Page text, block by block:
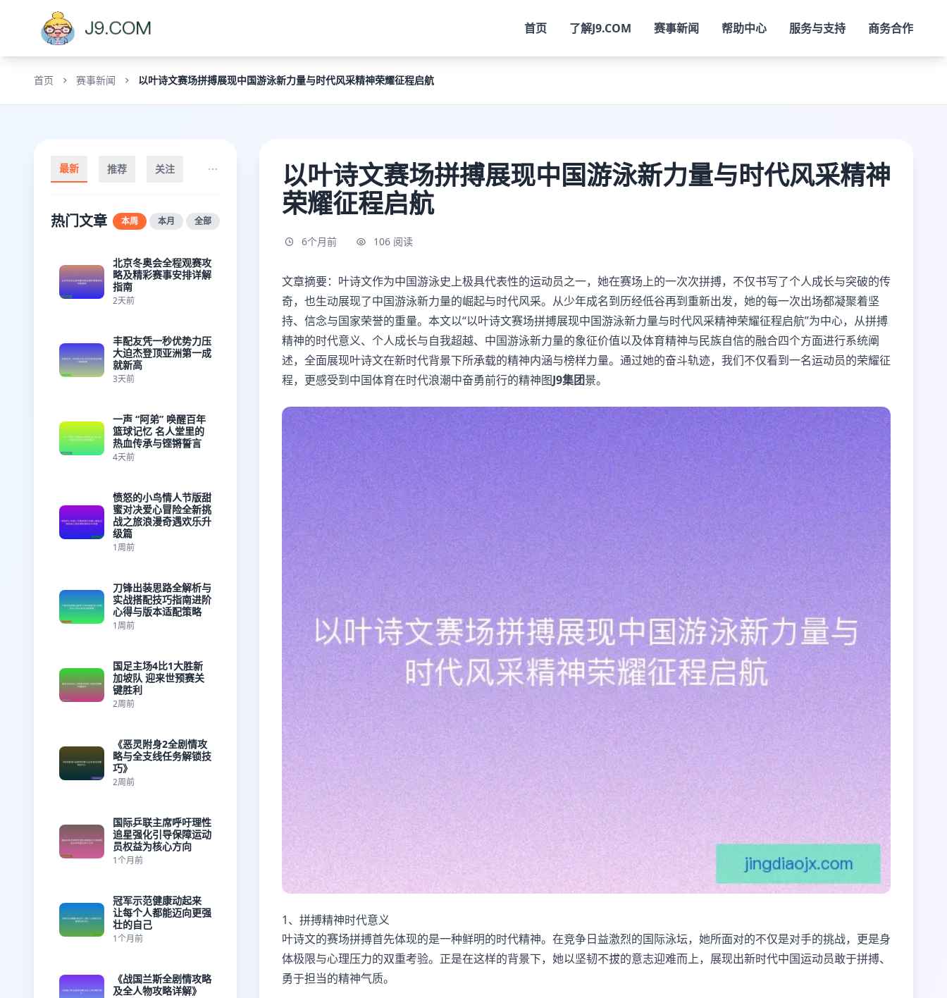
首页 了解J9.COM 赛事新闻 帮助中心 服务与支持 商务合作
首页 赛事新闻 以叶诗文赛场拼搏展现中国游泳新力量与时代风采精神荣耀征程启航
最新 推荐 关注
热门文章 本周 本月 全部
北京冬奥会全程观赛攻
略及精彩赛事安排详解
指南
2天前
丰配友凭一秒优势力压
大迫杰登顶亚洲第一成
就新高
3天前
一声 “阿弟” 唤醒百年
篮球记忆 名人堂里的
热血传承与铿锵誓言
4天前
愤怒的小鸟情人节版甜
蜜对决爱心冒险全新挑
战之旅浪漫奇遇欢乐升
级篇
1周前
刀锋出装思路全解析与
实战搭配技巧指南进阶
心得与版本适配策略
1周前
国足主场4比1大胜新
加坡队 迎来世预赛关
键胜利
2周前
《恶灵附身2全剧情攻
略与全支线任务解锁技
巧》
2周前
国际乒联主席呼吁理性
追星强化引导保障运动
员权益为核心方向
1个月前
冠军示范健康动起来
让每个人都能迈向更强
壮的自己
1个月前
《战国兰斯全剧情攻略
及全人物攻略详解》
以叶诗文赛场拼搏展现中国游泳新力量与时代风采精神
荣耀征程启航
6个月前 106 阅读
文章摘要：叶诗文作为中国游泳史上极具代表性的运动员之一，她在赛场上的一次次拼搏，不仅书写了个人成长与突破的传
奇，也生动展现了中国游泳新力量的崛起与时代风采。从少年成名到历经低谷再到重新出发，她的每一次出场都凝聚着坚
持、信念与国家荣誉的重量。本文以“以叶诗文赛场拼搏展现中国游泳新力量与时代风采精神荣耀征程启航”为中心，从拼搏
精神的时代意义、个人成长与自我超越、中国游泳新力量的象征价值以及体育精神与民族自信的融合四个方面进行系统阐
述，全面展现叶诗文在新时代背景下所承载的精神内涵与榜样力量。通过她的奋斗轨迹，我们不仅看到一名运动员的荣耀征
程，更感受到中国体育在时代浪潮中奋勇前行的精神图J9集团景。
1、拼搏精神时代意义
叶诗文的赛场拼搏首先体现的是一种鲜明的时代精神。在竞争日益激烈的国际泳坛，她所面对的不仅是对手的挑战，更是身
体极限与心理压力的双重考验。正是在这样的背景下，她以坚韧不拔的意志迎难而上，展现出新时代中国运动员敢于拼搏、
勇于担当的精神气质。